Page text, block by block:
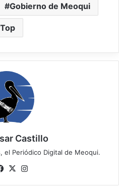
Gobierno de Meoqui
Top
Castillo
el Periódico Digital de Meoqui.
Fa
X